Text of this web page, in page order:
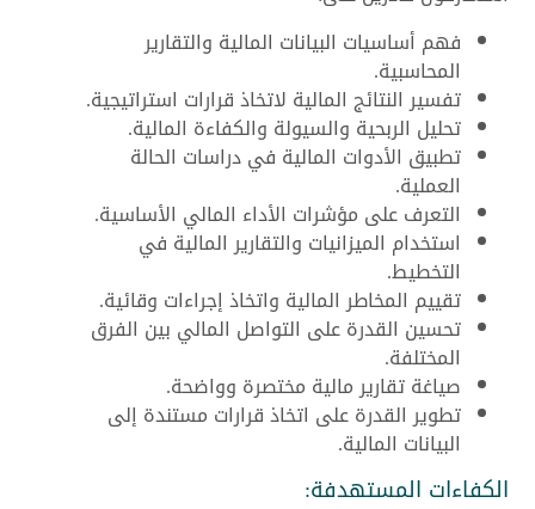
فهم أساسيات البيانات المالية والتقارير
المحاسبية.
تفسير النتائج المالية لاتخاذ قرارات استراتيجية.
تحليل الربحية والسيولة والكفاءة المالية.
تطبيق الأدوات المالية في دراسات الحالة
العملية.
التعرف على مؤشرات الأداء المالي الأساسية.
استخدام الميزانيات والتقارير المالية في
التخطيط.
تقييم المخاطر المالية واتخاذ إجراءات وقائية.
تحسين القدرة على التواصل المالي بين الفرق
المختلفة.
صياغة تقارير مالية مختصرة وواضحة.
تطوير القدرة على اتخاذ قرارات مستندة إلى
البيانات المالية.
الكفاءات المستهدفة: